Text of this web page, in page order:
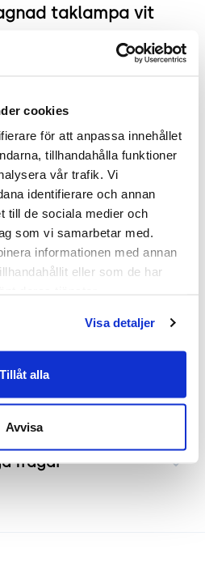
cookies
för att anpassa innehållet
tillhandahålla funktioner
vår trafik. Vi
identifierare och annan
till de sociala medier och
som vi samarbetar med.
informationen med annan
eller som de har
Visa detaljer
Tillåt alla
Avvisa
taklampa vit
Höjd 14.5 cm.
från Rubn, modell
för en
frågar